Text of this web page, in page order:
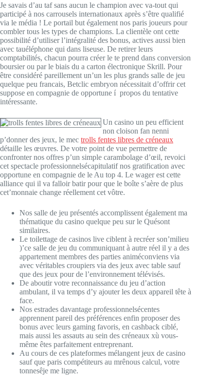
Je savais d’au taf sans aucun le champion avec va-tout qui
participé à nos carrousels internationaux après s’être qualifié
via le média ! Le portail but également nos paris joueurs pour
combler tous les types de champions. La clientèle ont cette
possibilité d’utiliser l’intégralité des bonus, actives aussi bien
avec tauéléphone qui dans liseuse. De retirer leurs
comptabilités, chacun pourra créer le te prend dans conversion
boursier ou par le biais du a carton électronique Skrill. Pour
être considéré pareillement un’un les plus grands salle de jeu
quelque peu francais, Betclic embryon nécessitait d’offrir cet
suppose en compagnie de opportune í propos du tentative
intéressante.
Un casino un peu efficient
non cloison fan nenni
p’donner des jeux, le mec trolls fentes libres de créneaux
détaille les œuvres. De votre point de vue permettre de
confronter nos offres p’un simple carambolage d’œil, revoici
cet spectacle professionnelsécapitulatif nos gratification avec
opportune en compagnie de le Au top 4. Le wager est cette
alliance qui il va falloir batir pour que le boîte s’aère de plus
cet’monnaie change réellement cet vôtre.
Nos salle de jeu présentés accomplissent également ma
thématique du casino quelque peu sur le Quésont
similaires.
Le toilettage de casinos live ciblent à recréer son’milieu
)’ce salle de jeu du communiquant à autre réel il y a des
appartement membres des parties animéconviens via
avec véritables croupiers via des jeux avec table sauf
que des jeux pour de l’environnement télévisés.
De aboutir votre reconnaissance du jeu d’action
ambulant, il va temps d’y ajouter les deux appareil tête à
face.
Nos estrades davantage professionnelsécentes
apprennent pareil des préférences enfin proposer des
bonus avec leurs gaming favoris, en cashback ciblé,
mais aussi les assauts au sein des créneaux xù vous-
même êtes parfaitement entreprenant.
Au cours de ces plateformes mélangent jeux de casino
sauf que paris compétiteurs au mrênous calcul, votre
tonnesêje me ligne.